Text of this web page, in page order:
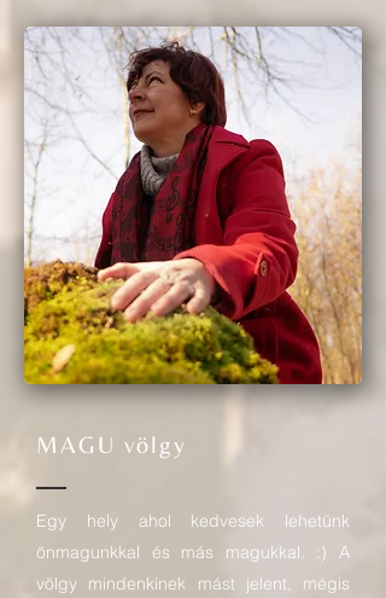
MAGU völgy
Egy hely ahol kedvesek lehetünk
önmagunkkal és más magukkal. :) A
völgy mindenkinek mást jelent, mégis